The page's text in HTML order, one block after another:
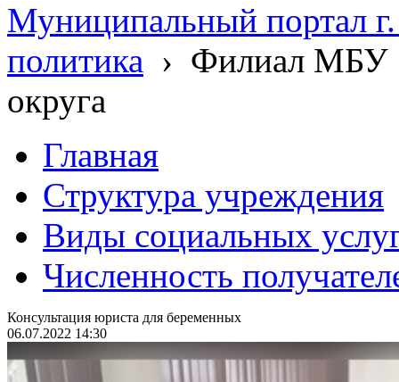
Муниципальный портал
политика › Филиал МБУ
округа
Главная
Структура учреждения
Виды социальных
Численность
Консультация юриста для беременных
06.07.2022 14:30